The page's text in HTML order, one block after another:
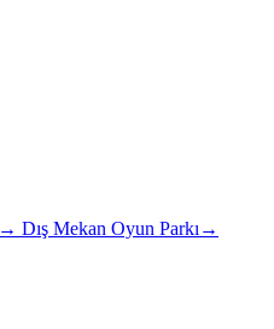
→ Dış Mekan Oyun Parkı →